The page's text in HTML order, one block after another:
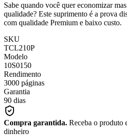
Sabe quando você quer economizar
qualidade? Este suprimento é a prova
com qualidade Premium e baixo custo.
SKU
TCL210P
Modelo
10S0150
Rendimento
3000 páginas
Garantia
90 dias
Compra garantida. Receba o produto
dinheiro